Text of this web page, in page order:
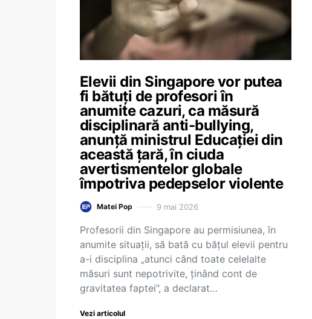
Elevii din Singapore vor putea
fi bătuți de profesori în
anumite cazuri, ca măsură
disciplinară anti-bullying,
anunță ministrul Educației din
această țară, în ciuda
avertismentelor globale
împotriva pedepselor violente
Matei Pop 9 mai 2026
Profesorii din Singapore au permisiunea, în
anumite situații, să bată cu bățul elevii pentru
a-i disciplina „atunci când toate celelalte
măsuri sunt nepotrivite, ținând cont de
gravitatea faptei”, a declarat…
Vezi articolul